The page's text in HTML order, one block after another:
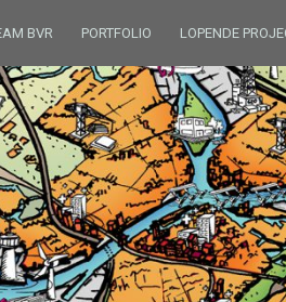
BVR PORTFOLIO LOPENDE